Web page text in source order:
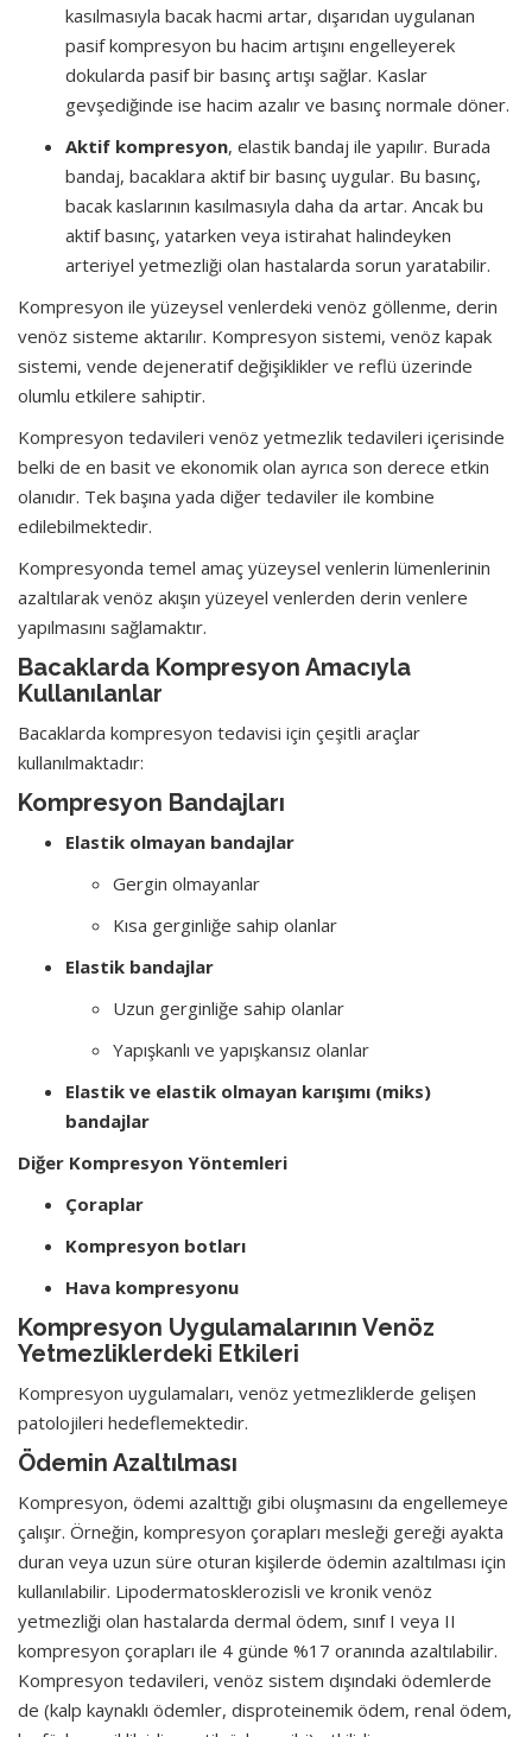
kasılmasıyla bacak hacmi artar, dışarıdan uygulanan
pasif kompresyon bu hacim artışını engelleyerek
dokularda pasif bir basınç artışı sağlar. Kaslar
gevşediğinde ise hacim azalır ve basınç normale döner.
Aktif kompresyon, elastik bandaj ile yapılır. Burada
bandaj, bacaklara aktif bir basınç uygular. Bu basınç,
bacak kaslarının kasılmasıyla daha da artar. Ancak bu
aktif basınç, yatarken veya istirahat halindeyken
arteriyel yetmezliği olan hastalarda sorun yaratabilir.
Kompresyon ile yüzeysel venlerdeki venöz göllenme, derin
venöz sisteme aktarılır. Kompresyon sistemi, venöz kapak
sistemi, vende dejeneratif değişiklikler ve reflü üzerinde
olumlu etkilere sahiptir.
Kompresyon tedavileri venöz yetmezlik tedavileri içerisinde
belki de en basit ve ekonomik olan ayrıca son derece etkin
olanıdır. Tek başına yada diğer tedaviler ile kombine
edilebilmektedir.
Kompresyonda temel amaç yüzeysel venlerin lümenlerinin
azaltılarak venöz akışın yüzeyel venlerden derin venlere
yapılmasını sağlamaktır.
Bacaklarda Kompresyon Amacıyla
Kullanılanlar
Bacaklarda kompresyon tedavisi için çeşitli araçlar
kullanılmaktadır:
Kompresyon Bandajları
Elastik olmayan bandajlar
Gergin olmayanlar
Kısa gerginliğe sahip olanlar
Elastik bandajlar
Uzun gerginliğe sahip olanlar
Yapışkanlı ve yapışkansız olanlar
Elastik ve elastik olmayan karışımı (miks)
bandajlar
Diğer Kompresyon Yöntemleri
Çoraplar
Kompresyon botları
Hava kompresyonu
Kompresyon Uygulamalarının Venöz
Yetmezliklerdeki Etkileri
Kompresyon uygulamaları, venöz yetmezliklerde gelişen
patolojileri hedeflemektedir.
Ödemin Azaltılması
Kompresyon, ödemi azalttığı gibi oluşmasını da engellemeye
çalışır. Örneğin, kompresyon çorapları mesleği gereği ayakta
duran veya uzun süre oturan kişilerde ödemin azaltılması için
kullanılabilir. Lipodermatosklerozisli ve kronik venöz
yetmezliği olan hastalarda dermal ödem, sınıf I veya II
kompresyon çorapları ile 4 günde %17 oranında azaltılabilir.
Kompresyon tedavileri, venöz sistem dışındaki ödemlerde
de (kalp kaynaklı ödemler, disproteinemik ödem, renal ödem,